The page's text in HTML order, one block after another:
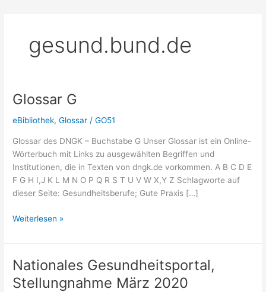
gesund.bund.de
Glossar G
eBibliothek,Glossar /GO51
Glossar des DNGK – Buchstabe G Unser Glossar ist ein Online-
Wörterbuch mit Links zu ausgewählten Begriffen und
Institutionen, die in Texten von dngk.de vorkommen. A B C D E
F G H I,J K L M N O P Q R S T U V W X,Y Z Schlagworte auf
dieser Seite: Gesundheitsberufe; Gute Praxis […]
Glossar
Weiterlesen »
Nationales Gesundheitsportal,
Stellungnahme März 2020